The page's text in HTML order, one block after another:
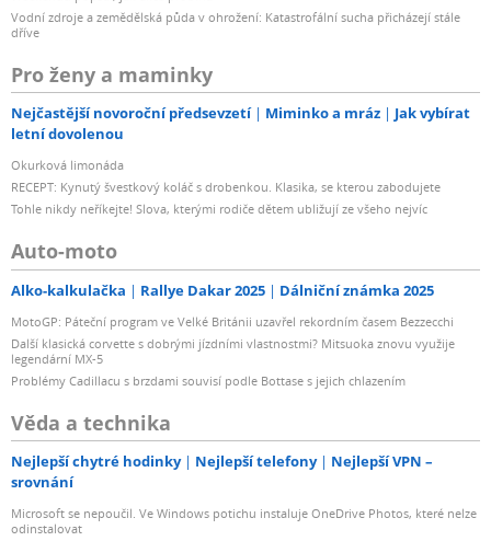
Vodní zdroje a zemědělská půda v ohrožení: Katastrofální sucha přicházejí stále
dříve
Pro ženy a maminky
Nejčastější novoroční předsevzetí Miminko a mráz
Jak vybírat
letní dovolenou
Okurková limonáda
RECEPT: Kynutý švestkový koláč s drobenkou. Klasika, se kterou zabodujete
Tohle nikdy neříkejte! Slova, kterými rodiče dětem ubližují ze všeho nejvíc
Auto-moto
Alko-kalkulačka Rallye Dakar 2025 Dálniční známka 2025
MotoGP: Páteční program ve Velké Británii uzavřel rekordním časem Bezzecchi
Další klasická corvette s dobrými jízdními vlastnostmi? Mitsuoka znovu využije
legendární MX-5
Problémy Cadillacu s brzdami souvisí podle Bottase s jejich chlazením
Věda a technika
Nejlepší chytré hodinky Nejlepší telefony
Nejlepší VPN –
srovnání
Microsoft se nepoučil. Ve Windows potichu instaluje OneDrive Photos, které nelze
odinstalovat